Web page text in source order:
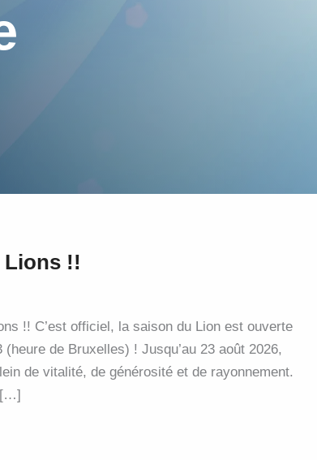
Lions !!
!! C’est officiel, la saison du Lion est ouverte
de Bruxelles) ! Jusqu’au 23 août 2026,
de vitalité, de générosité et de rayonnement.
[…]